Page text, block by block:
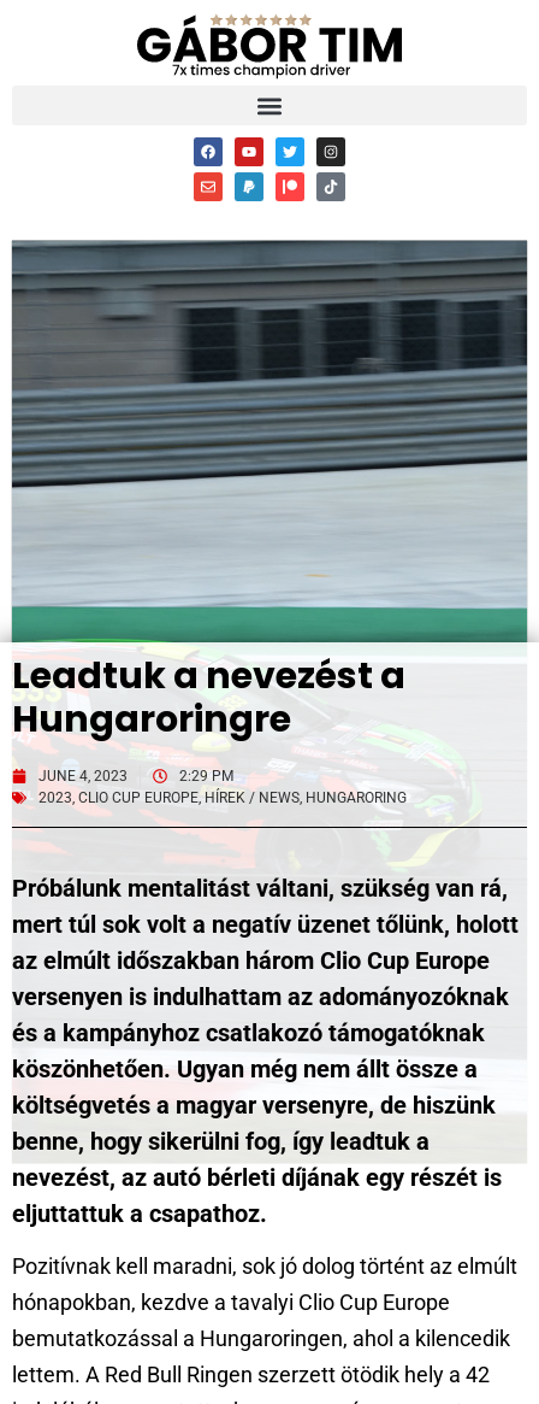
Leadtuk a nevezést a
Hungaroringre
JUNE 4, 2023
2:29 PM
2023, CLIO CUP EUROPE, HÍREK / NEWS, HUNGARORING
Próbálunk mentalitást váltani, szükség van rá,
mert túl sok volt a negatív üzenet tőlünk, holott
az elmúlt időszakban három Clio Cup Europe
versenyen is indulhattam az adományozóknak
és a kampányhoz csatlakozó támogatóknak
köszönhetően. Ugyan még nem állt össze a
költségvetés a magyar versenyre, de hiszünk
benne, hogy sikerülni fog, így leadtuk a
nevezést, az autó bérleti díjának egy részét is
eljuttattuk a csapathoz.
Pozitívnak kell maradni, sok jó dolog történt az elmúlt
hónapokban, kezdve a tavalyi Clio Cup Europe
bemutatkozással a Hungaroringen, ahol a kilencedik
lettem. A Red Bull Ringen szerzett ötödik hely a 42